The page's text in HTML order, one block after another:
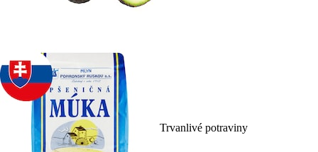
Trvanlivé potraviny